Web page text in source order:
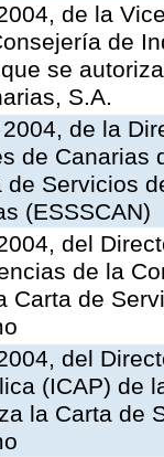
de la
de
se
S.A.
de la
de Canarias
de Servicios
(ESSSCAN)
del
de la
Carta de
del
(ICAP) de
la Carta de